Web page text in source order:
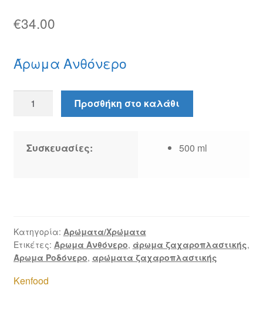
€34.00
Άρωμα Ανθόνερο
Προσθήκη στο καλάθι
Συσκευασίες: 500 ml
Κατηγορία: Αρώματα/Χρώματα
Ετικέτες: Άρωμα Ανθόνερο, άρωμα ζαχαροπλαστικής,
Άρωμα Ροδόνερο, αρώματα ζαχαροπλαστικής
Kenfood